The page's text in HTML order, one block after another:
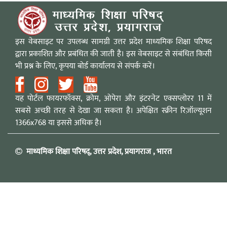
इस वेबसाइट पर उपलब्ध सामग्री उत्तर प्रदेश माध्यमिक शिक्षा परिषद
द्वारा प्रकाशित और प्रबंधित की जाती है। इस वेबसाइट से संबंधित किसी
भी प्रश्न के लिए, कृपया बोर्ड कार्यालय से संपर्क करें।
यह पोर्टल फायरफॉक्स, क्रोम, ओपेरा और इंटरनेट एक्सप्लोरर 11 में
सबसे अच्छी तरह से देखा जा सकता है। अपेक्षित स्क्रीन रिज़ॉल्यूशन
1366x768 या इससे अधिक है।
माध्यमिक शिक्षा परिषद्, उत्तर प्रदेश, प्रयागराज , भारत